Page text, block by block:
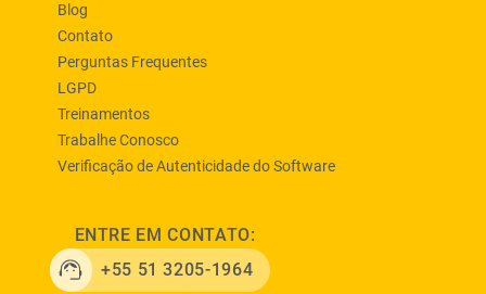
Blog
Contato
Perguntas Frequentes
LGPD
Treinamentos
Trabalhe Conosco
Verificação de Autenticidade do Software
ENTRE EM CONTATO:
+55 51 3205-1964